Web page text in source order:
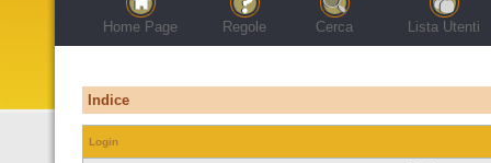
Home Page Regole Cerca Lista Utenti
Indice
Login